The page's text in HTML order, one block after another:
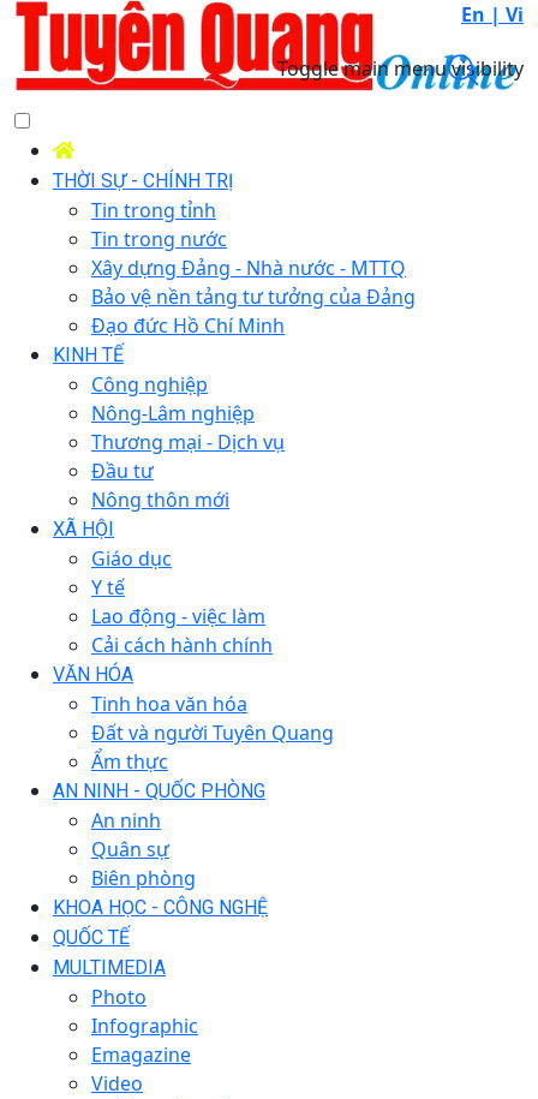
En | Vi
Toggle main menu visibility
THỜI SỰ - CHÍNH TRỊ
Tin trong tỉnh
Tin trong nước
Xây dựng Đảng - Nhà nước - MTTQ
Bảo vệ nền tảng tư tưởng của Đảng
Đạo đức Hồ Chí Minh
KINH TẾ
Công nghiệp
Nông-Lâm nghiệp
Thương mại - Dịch vụ
Đầu tư
Nông thôn mới
XÃ HỘI
Giáo dục
Y tế
Lao động - việc làm
Cải cách hành chính
VĂN HÓA
Tinh hoa văn hóa
Đất và người Tuyên Quang
Ẩm thực
AN NINH - QUỐC PHÒNG
An ninh
Quân sự
Biên phòng
KHOA HỌC - CÔNG NGHỆ
QUỐC TẾ
MULTIMEDIA
Photo
Infographic
Emagazine
Video